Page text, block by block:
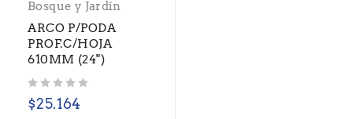
Bosque y Jardín
ARCO P/PODA
PROF.C/HOJA
610MM (24")
$25.164